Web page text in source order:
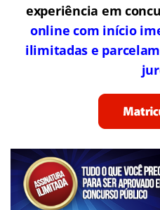
experiência em
online com início
ilimitadas e